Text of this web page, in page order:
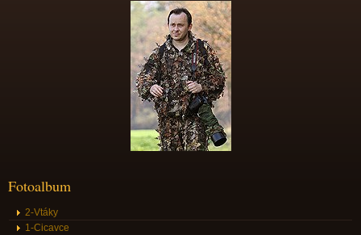
Fotoalbum
2-Vtáky
1-Cicavce